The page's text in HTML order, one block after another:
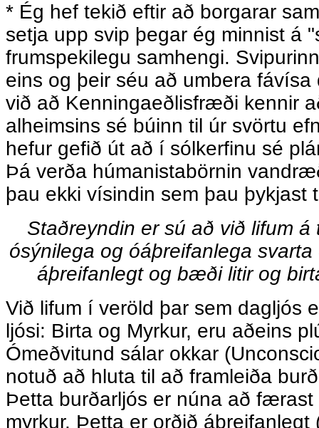
* Ég hef tekið eftir að borgarar
setja upp svip þegar ég minnist á
frumspekilegu samhengi.
eins og þeir séu að umbera
við að Kenningaeðlisfræði kennir
alheimsins sé búinn til úr svörtu
hefur gefið út að í sólkerfinu sé
Þá verða húmanistabörnin
þau ekki vísindin sem þau þykjast
Staðreyndin er sú að við lifum á
ósýnilega og óáþreifanlega
áþreifanlegt og bæði litir og
Við lifum í veröld þar sem dagljós
ljósi: Birta og Myrkur, eru aðeins
Ómeðvitund sálar okkar
notuð að hluta til að framleiða
Þetta burðarljós er núna að
myrkur. Þetta er orðið áþreifanlegt